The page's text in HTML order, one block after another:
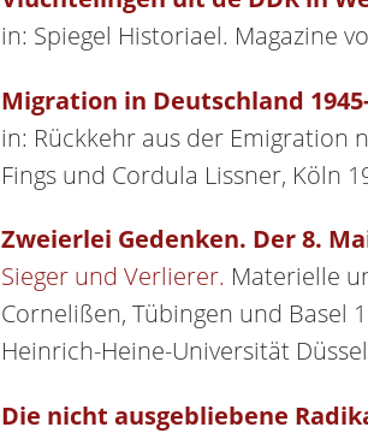
in: Spiegel Historiael. Magazine
Migration in Deutschland
in: Rückkehr aus der Emigration
Fings und Cordula Lissner, Köln
Zweierlei Gedenken. Der 8.
Sieger und Verlierer. Materielle
Cornelißen, Tübingen und Basel
Heinrich-Heine-Universität
Die nicht ausgebliebene